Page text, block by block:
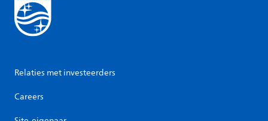
Relaties met investeerders
Careers